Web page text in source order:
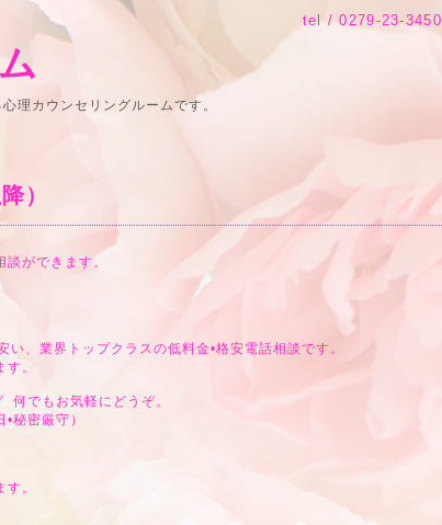
tel / 0279-23-3450
理カウンセリングルームです。
）
ができます。
、業界トップクラスの低料金•格安電話相談です。
。
何でもお気軽にどうぞ。
秘密厳守）
。